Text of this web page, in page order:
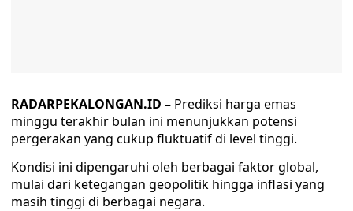
RADARPEKALONGAN.ID – Prediksi harga emas
minggu terakhir bulan ini menunjukkan potensi
pergerakan yang cukup fluktuatif di level tinggi.
Kondisi ini dipengaruhi oleh berbagai faktor global,
mulai dari ketegangan geopolitik hingga inflasi yang
masih tinggi di berbagai negara.